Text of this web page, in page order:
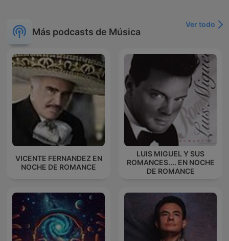
Más podcasts de Música
Ver todo
VICENTE FERNANDEZ EN
NOCHE DE ROMANCE
LUIS MIGUEL Y SUS
ROMANCES.... EN NOCHE
DE ROMANCE